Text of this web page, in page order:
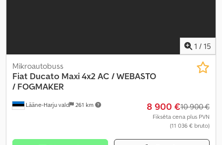
1 / 15
Lääne-Harju vald 261 km
Mikroautobuss
Fiat Ducato Maxi 4x2 AC / WEBASTO
/ FOGMAKER
8 900 €10 900 €
Fiksēta cena plus PVN
(11 036 € bruto)